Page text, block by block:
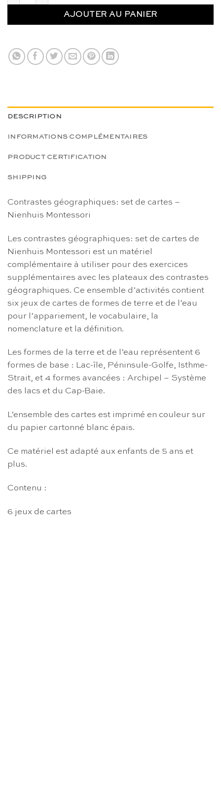
AJOUTER AU PANIER
DESCRIPTION
INFORMATIONS COMPLÉMENTAIRES
PRODUCT CERTIFICATION
SHIPPING
Contrastes géographiques: set de cartes –
Nienhuis Montessori
Les contrastes géographiques: set de cartes de
Nienhuis Montessori est un matériel
complémentaire à utiliser pour des exercices
supplémentaires avec les plateaux des contrastes
géographiques. Ce ensemble d’activités contient
six jeux de cartes de formes de terre et de l’eau
pour l’appariement, le vocabulaire, la
nomenclature et la définition.
Les formes de la terre et de l’eau représentent 6
formes de base : Lac-île, Péninsule-Golfe, Isthme-
Strait, et 4 formes avancées : Archipel – Système
des lacs et du Cap-Baie.
L’ensemble des cartes est imprimé en couleur sur
du papier cartonné blanc épais.
Ce matériel est adapté aux enfants de 5 ans et
plus.
Contenu :
6 jeux de cartes